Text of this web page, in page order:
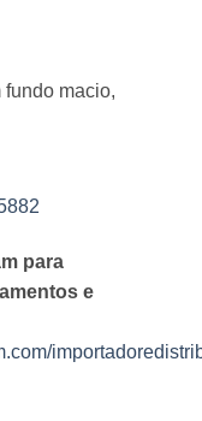
fundo macio,
para
e